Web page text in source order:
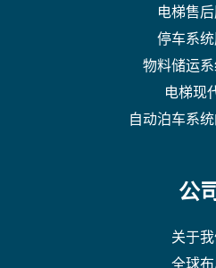
电梯售
停车系
物料储运
电梯现
自动泊车系
公
关于
全球